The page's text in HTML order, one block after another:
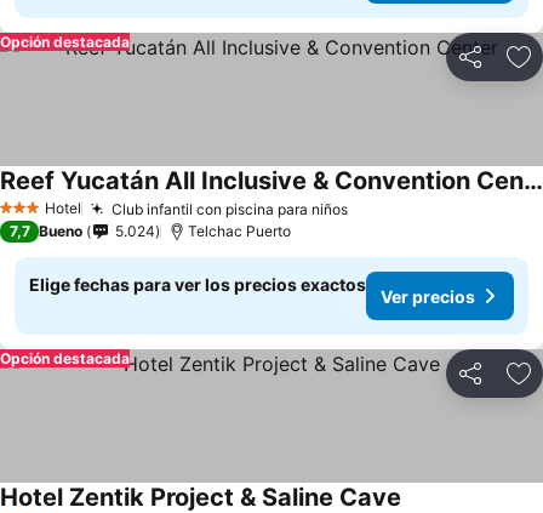
Compartir
Opción destacada
3 Estrellas
Hotel Club infantil con piscina para niños
Reef Yucatán All Inclusive & Convention Center
7,7 Bueno 5.024 Telchac Puerto
Elige fechas para ver los precios exactos
Ver precios
Compartir
Opción destacada
Hotel Zentik Project & Saline Cave